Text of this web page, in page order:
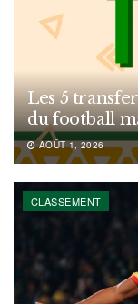
Les 5
du football
AOÛT 1, 2026
CLASSEMENT